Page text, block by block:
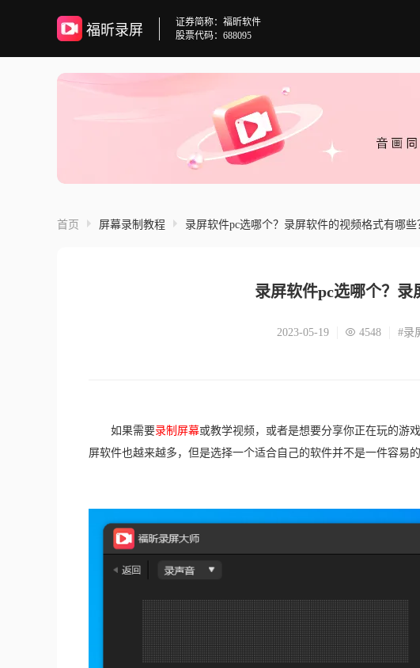
福昕录屏
证券简称：福昕软件
股票代码：688095
首页 屏幕录制教程 录屏软件pc选哪个？录屏软件的视频格式有哪些
录屏软件pc选哪个？录
2023-05-19 4548 #录
如果需要录制屏幕或教学视频，或者是想要分享你正在玩的游
屏软件也越来越多，但是选择一个适合自己的软件并不是一件容易